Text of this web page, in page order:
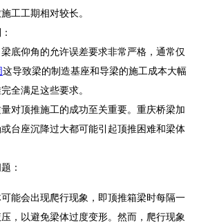
工工期相对较长。
仰角的允许误差要求非常严格，通常仅
这导致梁的制造基座和导梁的施工成本大幅
全满足这些要求。
顶推施工的成功至关重要。 重庆桥梁加
台座沉降过大都可能引起顶推困难和梁体
：
会出现爬行现象，即顶推箱梁时每隔一
，以避免梁体过度变形。然而，爬行现象